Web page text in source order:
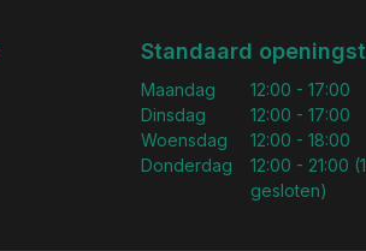
Standaard
Maandag
Dinsdag
Woensdag
Donderdag
12:00 - 17:00
12:00 - 17:00
12:00 - 18:00
12:00 - 21:00
gesloten)